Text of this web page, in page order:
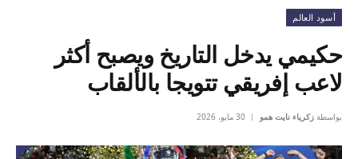
أسود العالم
حكيمي يدخل التاريخ ويصبح أكثر
لاعب إفريقي تتويجا بالألقاب
بواسطة زكرياء نايت همو 30 مايو، 2026